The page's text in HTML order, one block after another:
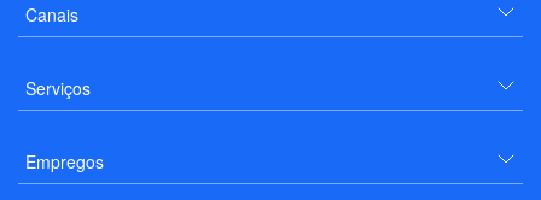
Canais
Serviços
Empregos